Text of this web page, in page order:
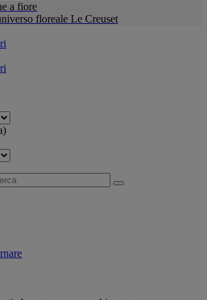
a fiore
floreale Le Creuset